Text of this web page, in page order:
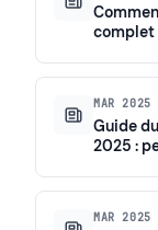
complet
MAR 2025
Guide
2025 :
MAR 2025